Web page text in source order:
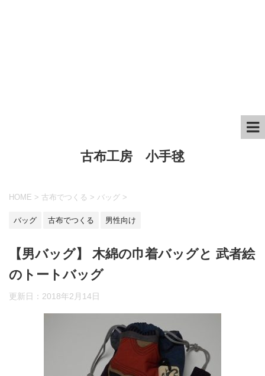
古布工房 小手毬
HOME > 古布でつくる > バッグ >
バッグ 古布でつくる 男性向け
【男バッグ】 木綿の巾着バッグと 武者絵
のトートバッグ
更新日： 2018年2月14日